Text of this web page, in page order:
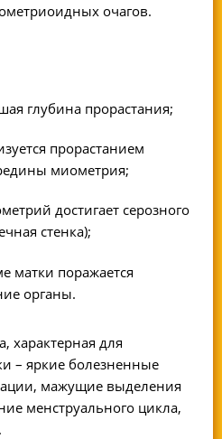
очагов.
глубина прорастания;
прорастанием
миометрия;
достигает серозного
стенка);
матки поражается
органы.
характерная для
– яркие болезненные
мажущие выделения
менструального цикла,